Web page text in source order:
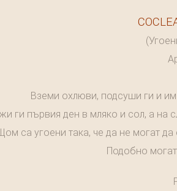
Вземи охлюви, подсуши ги и
ги първия ден в мляко и сол, а на
са угоени така, че да не могат
Подобно